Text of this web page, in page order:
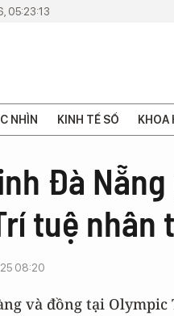
05:23:13
NHÌN KINH TẾ SỐ KHOA
Đà
tuệ nhân
08:20
và đồng tại